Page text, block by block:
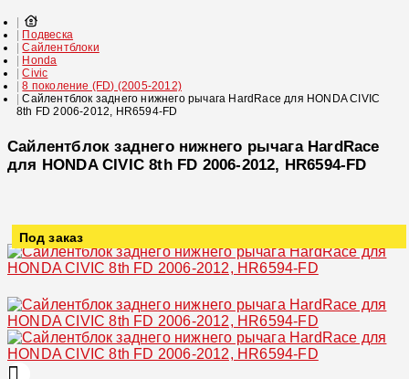
Подвеска
Сайлентблоки
Honda
Civic
8 поколение (FD) (2005-2012)
Сайлентблок заднего нижнего рычага HardRace для HONDA CIVIC
8th FD 2006-2012, HR6594-FD
Сайлентблок заднего нижнего рычага HardRace
для HONDA CIVIC 8th FD 2006-2012, HR6594-FD
Под заказ